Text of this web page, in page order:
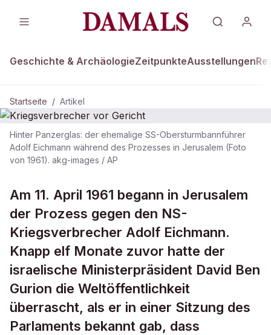
Geschichte & ArchäologieZeitpunkteAusstellungen
Startseite / Artikel
DAMALS Plus
Kriegsverbrecher vor Gericht
Hinter Panzerglas: der ehemalige SS-Obersturmbannführer
Adolf Eichmann während des Prozesses in Jerusalem (Foto
von 1961). akg-images / AP
Am 11. April 1961 begann in Jerusalem
der Prozess gegen den NS-
Kriegsverbrecher Adolf Eichmann.
Knapp elf Monate zuvor hatte der
israelische Ministerpräsident David Ben
Gurion die Weltöffentlichkeit
überrascht, als er in einer Sitzung des
Parlaments bekannt gab, dass